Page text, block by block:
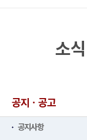
소식
공지ㆍ공고
공지사항